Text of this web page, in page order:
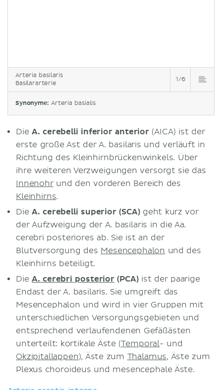
Arteria basilaris
Basilararterie
1/6
Synonyme: Arteria basialis
Die A. cerebelli inferior anterior(AICA) ist der
erste große Ast der A. basilaris und verläuft in
Richtung des Kleinhirnbrückenwinkels. Über
ihre weiteren Verzweigungen versorgt sie das
Innenohrund den vorderen Bereich des
Kleinhirns.
Die A. cerebelli superior (SCA)geht kurz vor
der Aufzweigung der A. basilaris in die Aa.
cerebri posteriores ab. Sie ist an der
Blutversorgung des Mesencephalon und des
Kleinhirns beteiligt.
Die A. cerebri posterior(PCA)ist der paarige
Endast der A. basilaris. Sie umgreift das
Mesencephalon und wird in vier Gruppen mit
unterschiedlichen Versorgungsgebieten und
entsprechend verlaufendenen Gefäßästen
unterteilt: kortikale Äste (Temporal- und
Okzipitallappen), Äste zum Thalamus, Äste zum
Plexus choroideus und mesencephale Äste.